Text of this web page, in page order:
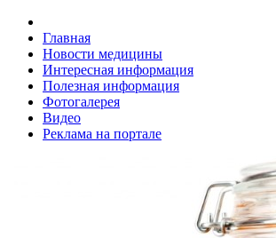
Главная
Новости медицины
Интересная информация
Полезная информация
Фотогалерея
Видео
Реклама на портале